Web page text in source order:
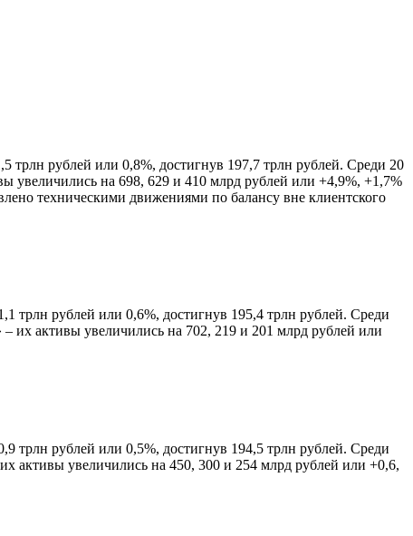
трлн рублей или 0,8%, достигнув 197,7 трлн рублей. Среди 20
на 698, 629 и 410 млрд рублей или +4,9%, +1,7%
техническими движениями по балансу вне клиентского
трлн рублей или 0,6%, достигнув 195,4 трлн рублей. Среди
их активы увеличились на 702, 219 и 201 млрд рублей или
трлн рублей или 0,5%, достигнув 194,5 трлн рублей. Среди
активы увеличились на 450, 300 и 254 млрд рублей или +0,6,